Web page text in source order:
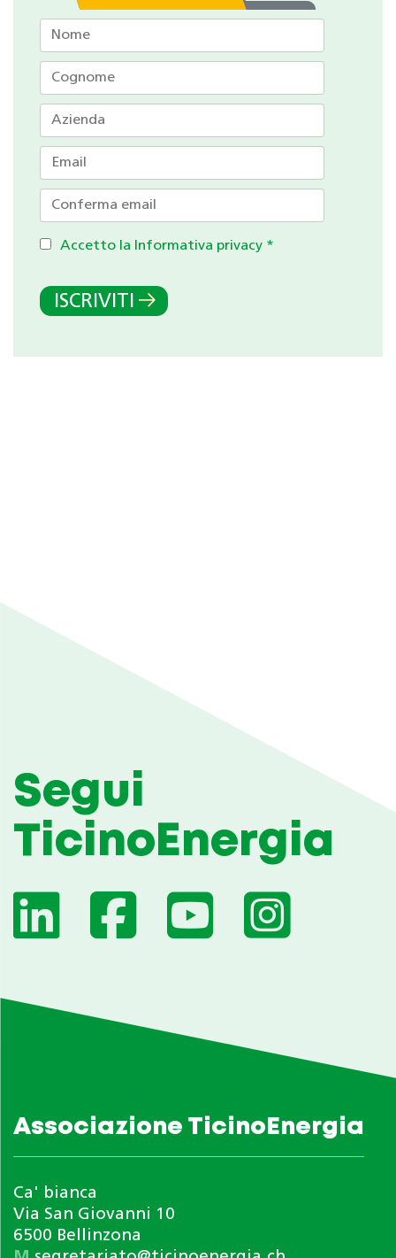
Accetto la Informativa privacy *
ISCRIVITI
Segui
TicinoEnergia
Associazione TicinoEnergia
Ca' bianca
Via San Giovanni 10
6500 Bellinzona